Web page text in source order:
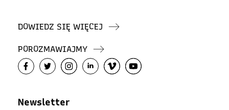
DOWIEDZ SIĘ WIĘCEJ
POROZMAWIAJMY
Newsletter